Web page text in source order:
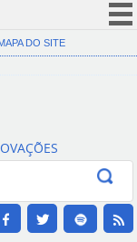
(COVID-19)
Canais
DO SITE